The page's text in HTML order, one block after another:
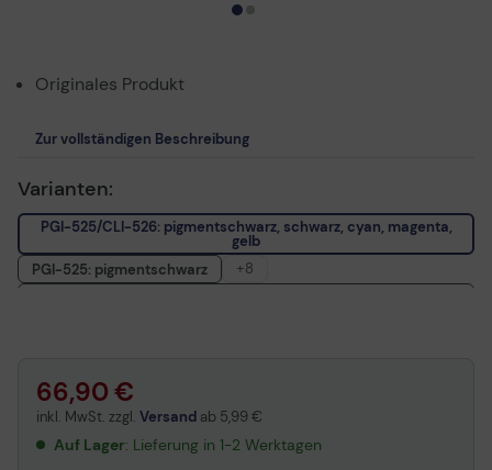
Originales Produkt
Zur vollständigen Beschreibung
Varianten:
PGI-525/CLI-526: pigmentschwarz, schwarz, cyan, magenta,
gelb
PGI-525: pigmentschwarz
+8
CLI-526: schwarz, cyan, magenta, gelb + Fotopapier
66,90 €
inkl. MwSt. zzgl. Versand ab 5,99 €
Auf Lager: Lieferung in 1-2 Werktagen